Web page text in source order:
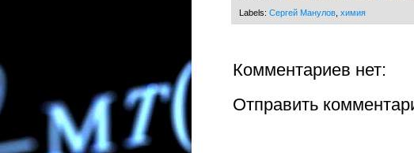
Labels: Сергей Манулов, химия
Комментариев нет:
Отправить